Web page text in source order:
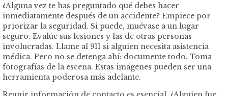
¿Alguna vez te has preguntado qué debes hacer
inmediatamente después de un accidente? Empiece por
priorizar la seguridad. Si puede, muévase a un lugar
seguro. Evalúe sus lesiones y las de otras personas
involucradas. Llame al 911 si alguien necesita asistencia
médica. Pero no se detenga ahí: documente todo. Toma
fotografías de la escena. Estas imágenes pueden ser una
herramienta poderosa más adelante.